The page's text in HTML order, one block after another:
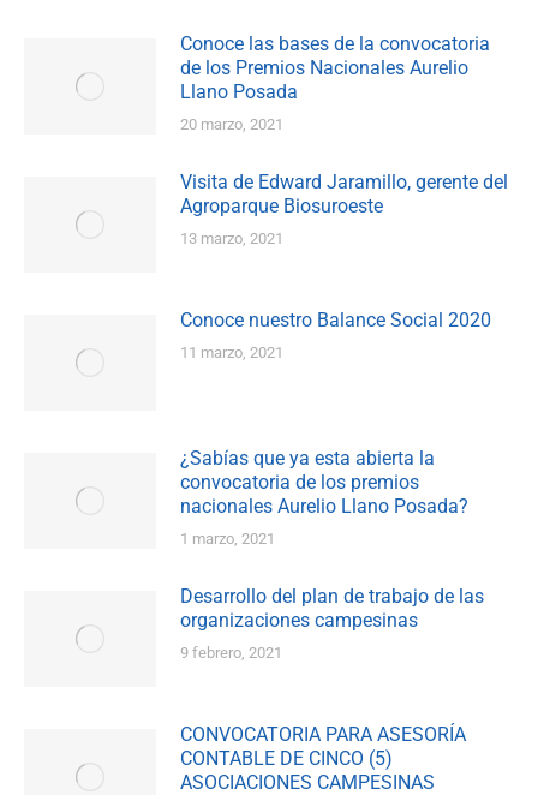
Conoce las bases de la convocatoria
de los Premios Nacionales Aurelio
Llano Posada
20 marzo, 2021
Visita de Edward Jaramillo, gerente del
Agroparque Biosuroeste
13 marzo, 2021
Conoce nuestro Balance Social 2020
11 marzo, 2021
¿Sabías que ya esta abierta la
convocatoria de los premios
nacionales Aurelio Llano Posada?
1 marzo, 2021
Desarrollo del plan de trabajo de las
organizaciones campesinas
9 febrero, 2021
CONVOCATORIA PARA ASESORÍA
CONTABLE DE CINCO (5)
ASOCIACIONES CAMPESINAS